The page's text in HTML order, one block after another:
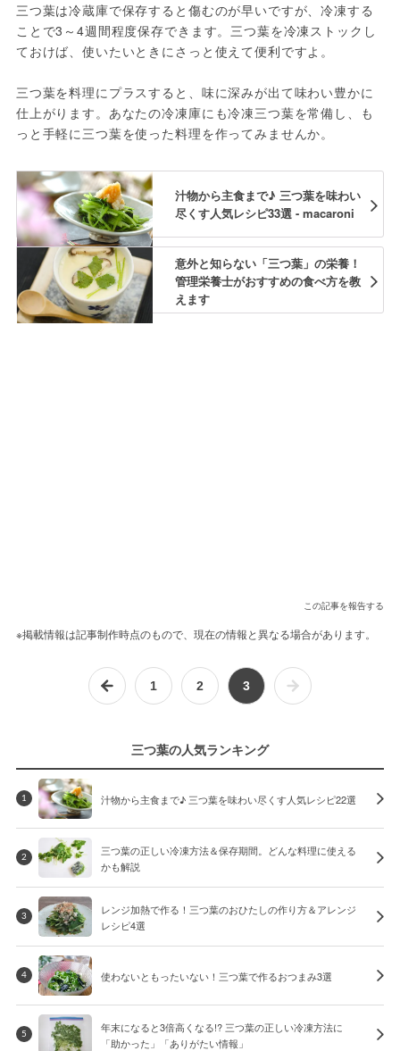
三つ葉は冷蔵庫で保存すると傷むのが早いですが、冷凍する
ことで3～4週間程度保存できます。三つ葉を冷凍ストックし
ておけば、使いたいときにさっと使えて便利ですよ。
三つ葉を料理にプラスすると、味に深みが出て味わい豊かに
仕上がります。あなたの冷凍庫にも冷凍三つ葉を常備し、も
っと手軽に三つ葉を使った料理を作ってみませんか。
汁物から主食まで♪ 三つ葉を味わい
尽くす人気レシピ33選 - macaroni
意外と知らない「三つ葉」の栄養！
管理栄養士がおすすめの食べ方を教
えます
この記事を報告する
※掲載情報は記事制作時点のもので、現在の情報と異なる場合があります。
1 2 3
三つ葉の人気ランキング
1 汁物から主食まで♪ 三つ葉を味わい尽くす人気レシピ22選
2
三つ葉の正しい冷凍方法＆保存期間。どんな料理に使える
かも解説
3
レンジ加熱で作る！三つ葉のおひたしの作り方＆アレンジ
レシピ4選
4 使わないともったいない！三つ葉で作るおつまみ3選
5
年末になると3倍高くなる!? 三つ葉の正しい冷凍方法に
「助かった」「ありがたい情報」